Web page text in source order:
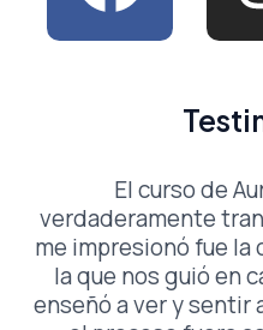
e
b
o
El curso de
verdaderamente
me impresionó fue
la que nos guió en
enseñó a ver y sentir